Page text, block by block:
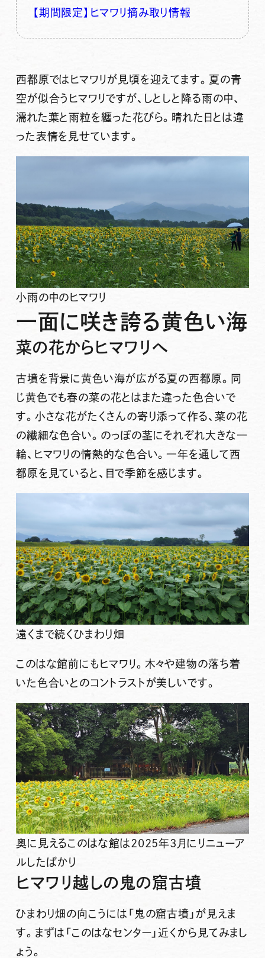
【期間限定】ヒマワリ摘み取り情報
西都原ではヒマワリが見頃を迎えてます。夏の青
空が似合うヒマワリですが、しとしと降る雨の中、
濡れた葉と雨粒を纏った花びら。晴れた日とは違
った表情を見せています。
小雨の中のヒマワリ
一面に咲き誇る黄色い海
菜の花からヒマワリへ
古墳を背景に黄色い海が広がる夏の西都原。同
じ黄色でも春の菜の花とはまた違った色合いで
す。小さな花がたくさんの寄り添って作る、菜の花
の繊細な色合い。のっぽの茎にそれぞれ大きな一
輪、ヒマワリの情熱的な色合い。一年を通して西
都原を見ていると、目で季節を感じます。
遠くまで続くひまわり畑
このはな館前にもヒマワリ。木々や建物の落ち着
いた色合いとのコントラストが美しいです。
奥に見えるこのはな館は2025年3月にリニューア
ルしたばかり
ヒマワリ越しの鬼の窟古墳
ひまわり畑の向こうには「鬼の窟古墳」が見えま
す。まずは「このはなセンター」近くから見てみまし
ょう。